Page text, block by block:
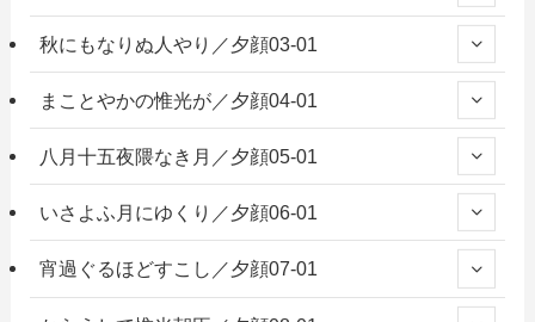
秋にもなりぬ人やり／夕顔03-01
まことやかの惟光が／夕顔04-01
八月十五夜隈なき月／夕顔05-01
いさよふ月にゆくり／夕顔06-01
宵過ぐるほどすこし／夕顔07-01